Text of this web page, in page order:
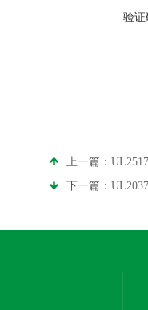
验证
上一篇：
下一篇：